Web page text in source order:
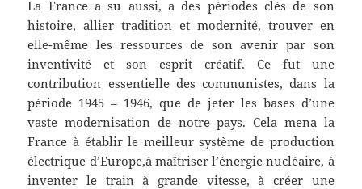
La France a su aussi, a des périodes clés de son
histoire, allier tradition et modernité, trouver en
elle-même les ressources de son avenir par son
inventivité et son esprit créatif. Ce fut une
contribution essentielle des communistes, dans la
période 1945 – 1946, que de jeter les bases d’une
vaste modernisation de notre pays. Cela mena la
France à établir le meilleur système de production
électrique d’Europe,à maîtriser l’énergie nucléaire, à
inventer le train à grande vitesse, à créer une